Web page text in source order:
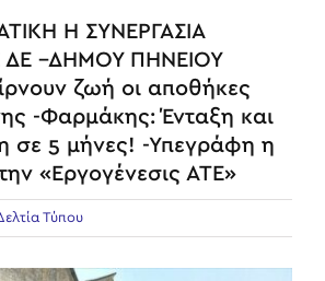
Η ΣΥΝΕΡΓΑΣΙΑ
ΔΕ –ΔΗΜΟΥ ΠΗΝΕΙΟΥ
ζωή οι αποθήκες
-Φαρμάκης: Ένταξη και
σε 5 μήνες! -Υπεγράφη η
«Εργογένεσις ΑΤΕ»
Τύπου